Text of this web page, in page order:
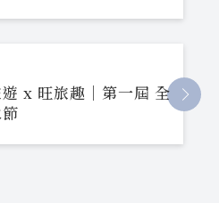
遊 x 旺旅趣｜第一屆 全